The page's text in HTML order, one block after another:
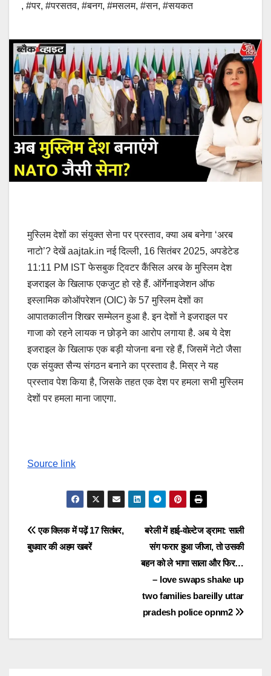
, #पर, #परसतव, #बनग, #मसलम, #सन, #सयकत
मुस्लिम देशों का संयुक्त सेना पर प्रस्ताव, क्या अब बनेगा ‘अरब
नाटो’? देखें aajtak.in नई दिल्ली, 16 सितंबर 2025, अपडेटेड
11:11 PM IST फेसबुक टि्वटर कैंसिल अरब के मुस्लिम देश
इजराइल के खिलाफ एकजुट हो रहे हैं. ऑर्गेनाइजेशन ऑफ
इस्लामिक कोऑपरेशन (OIC) के 57 मुस्लिम देशों का
आपातकालीन शिखर सम्मेलन हुआ है. इन देशों ने इजराइल पर
गाजा को रहने लायक न छोड़ने का आरोप लगाया है. अब ये देश
इजराइल के खिलाफ एक बड़ी योजना बना रहे हैं, जिसमें नेटो जैसा
एक संयुक्त सैन्य संगठन बनाने का प्रस्ताव है. मिस्र ने यह
प्रस्ताव पेश किया है, जिसके तहत एक देश पर हमला सभी मुस्लिम
देशों पर हमला माना जाएगा.
Source link
Post
navigation
बरेली में हाई-वोल्टेज ड्रामा: साली
संग फरार हुआ जीजा, तो उसकी
बहन को ले भागा साला और फिर…
– love swaps shake up
two families bareilly uttar
pradesh police opnm2
एक क्लिक में पढ़ें 17 सितंबर,
बुधवार की अहम खबरें